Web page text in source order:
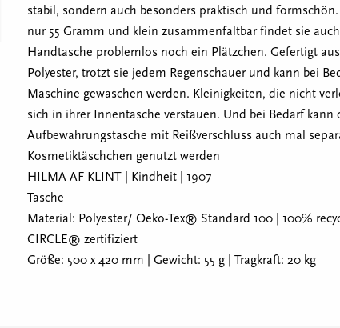
stabil, sondern auch besonders praktisch und
nur 55 Gramm und klein zusammenfaltbar findet sie
Handtasche problemlos noch ein Plätzchen. Gefertigt
Polyester, trotzt sie jedem Regenschauer und kann bei
Maschine gewaschen werden. Kleinigkeiten, die nicht
sich in ihrer Innentasche verstauen. Und bei Bedarf kann
Aufbewahrungstasche mit Reißverschluss auch mal
Kosmetiktäschchen genutzt werden
HILMA AF KLINT | Kindheit | 1907
Tasche
Material: Polyester/ Oeko-Tex® Standard 100 | 100%
CIRCLE® zertifiziert
Größe: 500 x 420 mm | Gewicht: 55 g | Tragkraft: 20 kg